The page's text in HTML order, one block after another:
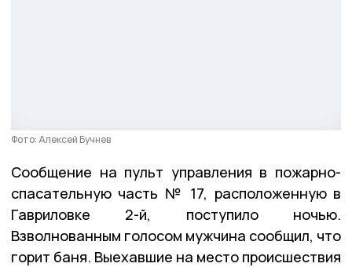
Фото: Алексей Бучнев
Сообщение на пульт управления в пожарно-
спасательную часть № 17, расположенную в
Гавриловке 2-й, поступило ночью.
Взволнованным голосом мужчина сообщил, что
горит баня. Выехавшие на место происшествия